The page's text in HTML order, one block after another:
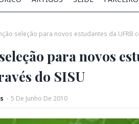
seleção para novos estudantes da UFRB
para novos
do SISU
- 5 De Junho De 2010